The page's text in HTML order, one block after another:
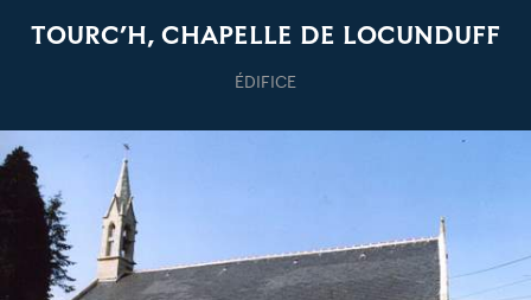
TOURC’H, CHAPELLE DE LOCUNDUFF
ÉDIFICE